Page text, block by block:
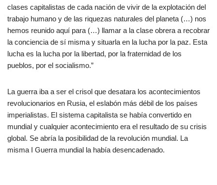
clases capitalistas de cada nación de vivir de la explotación del
trabajo humano y de las riquezas naturales del planeta (…) nos
hemos reunido aquí para (…) llamar a la clase obrera a recobrar
la conciencia de sí misma y situarla en la lucha por la paz. Esta
lucha es la lucha por la libertad, por la fraternidad de los
pueblos, por el socialismo.”
La guerra iba a ser el crisol que desatara los acontecimientos
revolucionarios en Rusia, el eslabón más débil de los países
imperialistas. El sistema capitalista se había convertido en
mundial y cualquier acontecimiento era el resultado de su crisis
global. Se abría la posibilidad de la revolución mundial. La
misma I Guerra mundial la había desencadenado.